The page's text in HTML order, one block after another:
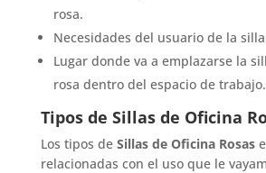
rosa.
Necesidades del usuario de la
Lugar donde va a emplazarse la
rosa dentro del espacio de trabajo.
Tipos de Sillas de Oficina
Los tipos de Sillas de Oficina Rosas
relacionadas con el uso que le